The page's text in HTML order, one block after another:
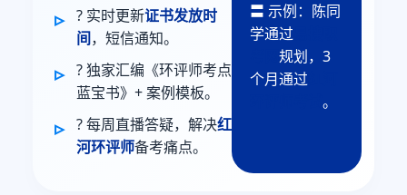
? 实时更新证书发放时
间，短信通知。
? 独家汇编《环评师考点
蓝宝书》+ 案例模板。
? 每周直播答疑，解决红
河环评师备考痛点。
〓 示例：陈同
学通过
考网规划，3
个月通过
环评师考试。